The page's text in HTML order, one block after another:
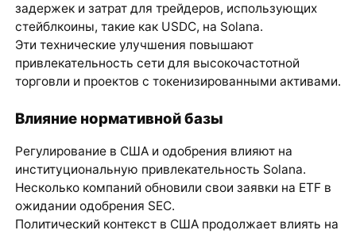
задержек и затрат для трейдеров, использующих
стейблкоины, такие как USDC, на Solana.
Эти технические улучшения повышают
привлекательность сети для высокочастотной
торговли и проектов с токенизированными активами.
Влияние нормативной базы
Регулирование в США и одобрения влияют на
институциональную привлекательность Solana.
Несколько компаний обновили свои заявки на ETF в
ожидании одобрения SEC.
Политический контекст в США продолжает влиять на